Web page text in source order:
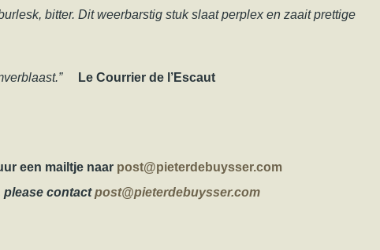
bitter. Dit weerbarstig stuk slaat perplex en zaait prettige
Le Courrier de l’Escaut
een mailtje naar post@pieterdebuysser.com
please contactpost@pieterdebuysser.com